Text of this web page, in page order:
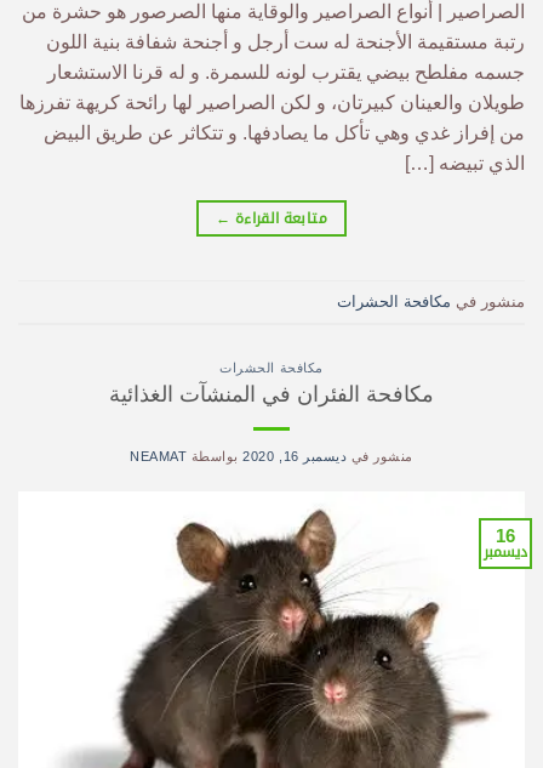
الصراصير | أنواع الصراصير والوقاية منها الصرصور هو حشرة من
رتبة مستقيمة الأجنحة له ست أرجل و أجنحة شفافة بنية اللون
جسمه مفلطح بيضي يقترب لونه للسمرة. و له قرنا الاستشعار
طويلان والعينان كبيرتان، و لكن الصراصير لها رائحة كريهة تفرزها
من إفراز غدي وهي تأكل ما يصادفها. و تتكاثر عن طريق البيض
الذي تبيضه […]
متابعة القراءة ←
منشور في مكافحة الحشرات
مكافحة الحشرات
مكافحة الفئران في المنشآت الغذائية
منشور في ديسمبر 16, 2020 بواسطة NEAMAT
16
ديسمبر